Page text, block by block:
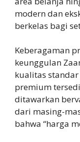
modern dan
berkelas bagi
Keberagaman
keunggulan
kualitas
premium
ditawarkan
dari masing-
bahwa “harga